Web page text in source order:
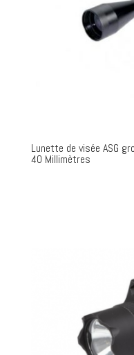
Lunette de visée ASG
40 Millimètres